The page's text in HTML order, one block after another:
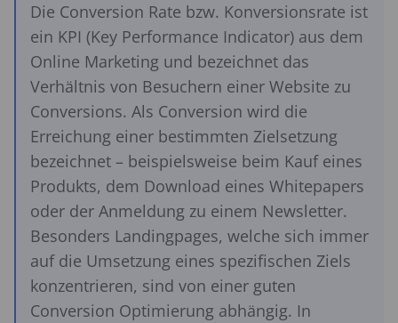
Die Conversion Rate bzw. Konversionsrate ist
ein KPI (Key Performance Indicator) aus dem
Online Marketing und bezeichnet das
Verhältnis von Besuchern einer Website zu
Conversions. Als Conversion wird die
Erreichung einer bestimmten Zielsetzung
bezeichnet – beispielsweise beim Kauf eines
Produkts, dem Download eines Whitepapers
oder der Anmeldung zu einem Newsletter.
Besonders Landingpages, welche sich immer
auf die Umsetzung eines spezifischen Ziels
konzentrieren, sind von einer guten
Conversion Optimierung abhängig. In